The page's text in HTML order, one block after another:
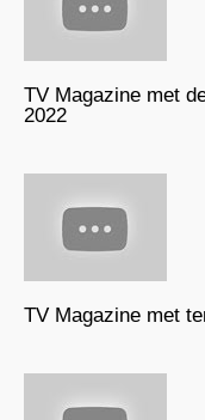
TV Magazine met
2022
TV Magazine met